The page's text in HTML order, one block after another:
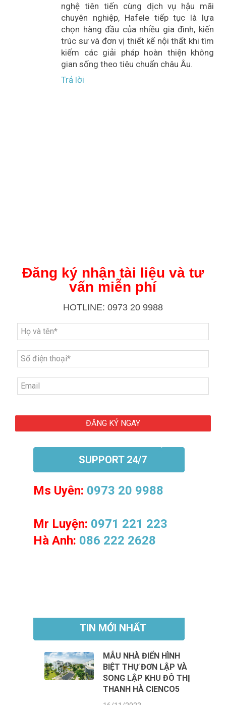
nghệ tiên tiến cùng dịch vụ hậu mãi
chuyên nghiệp, Hafele tiếp tục là lựa
chọn hàng đầu của nhiều gia đình, kiến
trúc sư và đơn vị thiết kế nội thất khi tìm
kiếm các giải pháp hoàn thiện không
gian sống theo tiêu chuẩn châu Âu.
Trả lời
Đăng ký nhận tài liệu và tư
vấn miễn phí
HOTLINE: 0973 20 9988
SUPPORT 24/7
Ms Uyên: 0973 20 9988
Mr Luyện: 0971 221 223
Hà Anh: 086 222 2628
TIN MỚI NHẤT
MẪU NHÀ ĐIỂN HÌNH
BIỆT THỰ ĐƠN LẬP VÀ
SONG LẬP KHU ĐÔ THỊ
THANH HÀ CIENCO5